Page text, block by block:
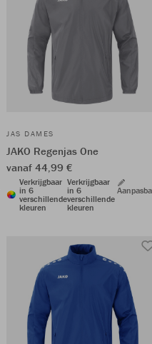
JAS DAMES
JAKO Regenjas One
vanaf 44,99 €
Verkrijgbaar
in 6
verschillende
kleuren
Verkrijgbaar
in 6
verschillende
kleuren